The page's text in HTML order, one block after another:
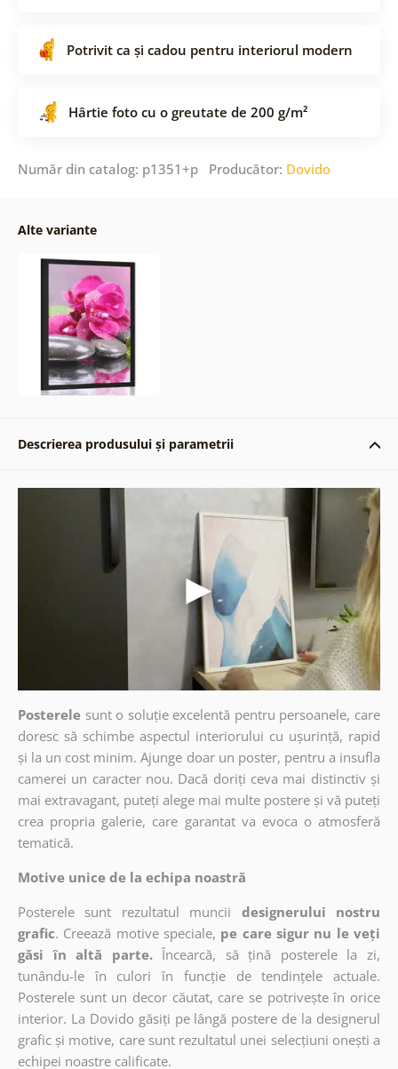
Potrivit ca și cadou pentru interiorul modern
Hârtie foto cu o greutate de 200 g/m²
Număr din catalog: p1351+p Producător: Dovido
Alte variante
Descrierea produsului și parametrii
Posterele sunt o soluție excelentă pentru persoanele, care
doresc să schimbe aspectul interiorului cu ușurință, rapid
și la un cost minim. Ajunge doar un poster, pentru a insufla
camerei un caracter nou. Dacă doriți ceva mai distinctiv și
mai extravagant, puteți alege mai multe postere și vă puteți
crea propria galerie, care garantat va evoca o atmosferă
tematică.
Motive unice de la echipa noastră
Posterele sunt rezultatul muncii
designerului nostru
grafic. Creează motive speciale, pe care sigur nu le veți
găsi în altă parte. Încearcă, să țină posterele la zi,
tunându-le în culori în funcție de tendințele actuale.
Posterele sunt un decor căutat, care se potrivește în orice
interior. La Dovido găsiți pe lângă postere de la designerul
grafic și motive, care sunt rezultatul unei selecțiuni onești a
echipei noastre calificate.